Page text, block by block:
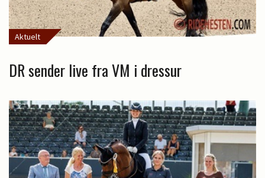
Aktuelt
DR sender live fra VM i dressur